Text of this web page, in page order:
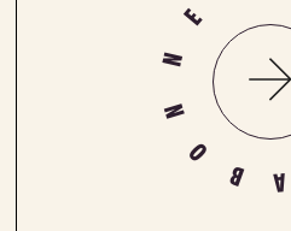
A
B
O
N
N
E